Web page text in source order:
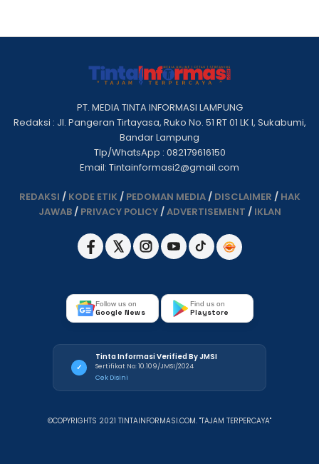
PT. MEDIA TINTA INFORMASI LAMPUNG
Redaksi : Jl. Pangeran Tirtayasa, Ruko No. 51 RT 01 LK I, Sukabumi,
Bandar Lampung
Tlp/WhatsApp : 082179616150
Email: Tintainformasi2@gmail.com
REDAKSI / KODE ETIK / PEDOMAN MEDIA/ DISCLAIMER / HAK
JAWAB/ PRIVACY POLICY/ADVERTISEMENT / IKLAN
Follow us on
Google News
Find us on
Playstore
✓
Tinta Informasi Verified By JMSI
Sertifikat No: 10.109/JMSI/2024
Cek Disini
©COPYRIGHTS 2021 TINTAINFORMASI.COM. "TAJAM TERPERCAYA"